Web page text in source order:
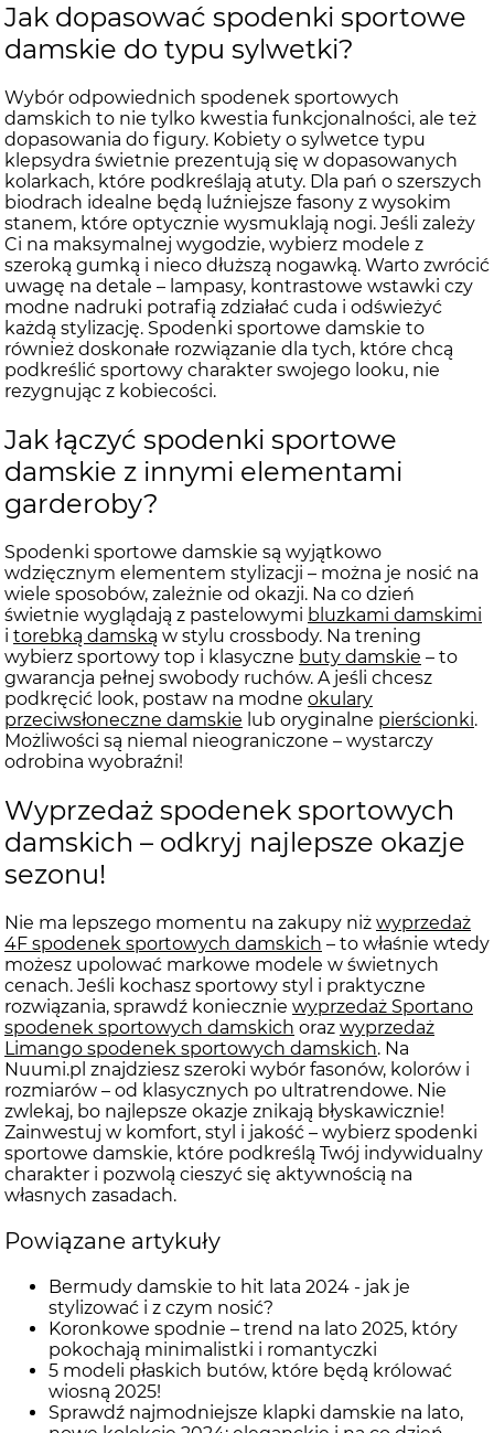
Jak dopasować spodenki sportowe
damskie do typu sylwetki?
Wybór odpowiednich spodenek sportowych
damskich to nie tylko kwestia funkcjonalności, ale też
dopasowania do figury. Kobiety o sylwetce typu
klepsydra świetnie prezentują się w dopasowanych
kolarkach, które podkreślają atuty. Dla pań o szerszych
biodrach idealne będą luźniejsze fasony z wysokim
stanem, które optycznie wysmuklają nogi. Jeśli zależy
Ci na maksymalnej wygodzie, wybierz modele z
szeroką gumką i nieco dłuższą nogawką. Warto zwrócić
uwagę na detale – lampasy, kontrastowe wstawki czy
modne nadruki potrafią zdziałać cuda i odświeżyć
każdą stylizację. Spodenki sportowe damskie to
również doskonałe rozwiązanie dla tych, które chcą
podkreślić sportowy charakter swojego looku, nie
rezygnując z kobiecości.
Jak łączyć spodenki sportowe
damskie z innymi elementami
garderoby?
Spodenki sportowe damskie są wyjątkowo
wdzięcznym elementem stylizacji – można je nosić na
wiele sposobów, zależnie od okazji. Na co dzień
świetnie wyglądają z pastelowymi bluzkami damskimi
i torebką damską w stylu crossbody. Na trening
wybierz sportowy top i klasyczne buty damskie – to
gwarancja pełnej swobody ruchów. A jeśli chcesz
podkręcić look, postaw na modne okulary
przeciwsłoneczne damskie lub oryginalne pierścionki.
Możliwości są niemal nieograniczone – wystarczy
odrobina wyobraźni!
Wyprzedaż spodenek sportowych
damskich – odkryj najlepsze okazje
sezonu!
Nie ma lepszego momentu na zakupy niż wyprzedaż
4F spodenek sportowych damskich – to właśnie wtedy
możesz upolować markowe modele w świetnych
cenach. Jeśli kochasz sportowy styl i praktyczne
rozwiązania, sprawdź koniecznie wyprzedaż Sportano
spodenek sportowych damskich oraz wyprzedaż
Limango spodenek sportowych damskich. Na
Nuumi.pl znajdziesz szeroki wybór fasonów, kolorów i
rozmiarów – od klasycznych po ultratrendowe. Nie
zwlekaj, bo najlepsze okazje znikają błyskawicznie!
Zainwestuj w komfort, styl i jakość – wybierz spodenki
sportowe damskie, które podkreślą Twój indywidualny
charakter i pozwolą cieszyć się aktywnością na
własnych zasadach.
Powiązane artykuły
Bermudy damskie to hit lata 2024 - jak je
stylizować i z czym nosić?
Koronkowe spodnie – trend na lato 2025, który
pokochają minimalistki i romantyczki
5 modeli płaskich butów, które będą królować
wiosną 2025!
Sprawdź najmodniejsze klapki damskie na lato,